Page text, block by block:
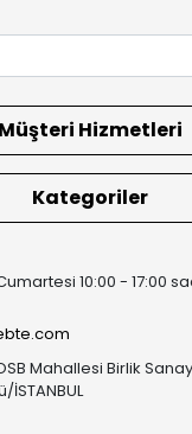
Müşteri Hizmetleri
Kategoriler
10:00 - 17:00
Mahallesi Birlik